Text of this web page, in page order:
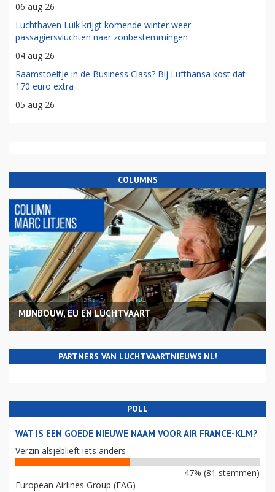
06 aug 26
Luchthaven Luik krijgt komende winter weer
passagiersvluchten naar zonbestemmingen
04 aug 26
Raamstoeltje in de Business Class? Bij Lufthansa kost dat
170 euro extra
05 aug 26
COLUMNS
MIJNBOUW, EU EN LUCHTVAART
PARTNERS VAN LUCHTVAARTNIEUWS.NL!
POLL
WAT IS EEN GOEDE NIEUWE NAAM VOOR AIR FRANCE-KLM?
Verzin alsjeblieft iets anders
47% (81 stemmen)
European Airlines Group (EAG)